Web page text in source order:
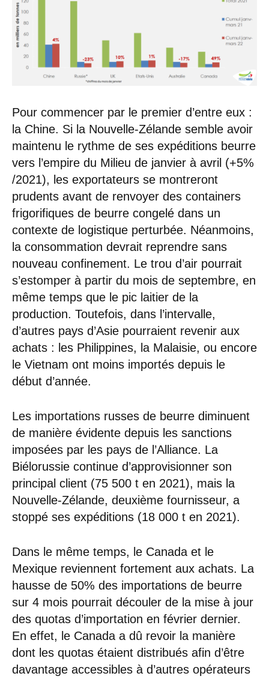
Pour commencer par le premier d’entre eux :
la Chine. Si la Nouvelle-Zélande semble avoir
maintenu le rythme de ses expéditions beurre
vers l’empire du Milieu de janvier à avril (+5%
/2021), les exportateurs se montreront
prudents avant de renvoyer des containers
frigorifiques de beurre congelé dans un
contexte de logistique perturbée. Néanmoins,
la consommation devrait reprendre sans
nouveau confinement. Le trou d’air pourrait
s’estomper à partir du mois de septembre, en
même temps que le pic laitier de la
production. Toutefois, dans l’intervalle,
d’autres pays d’Asie pourraient revenir aux
achats : les Philippines, la Malaisie, ou encore
le Vietnam ont moins importés depuis le
début d’année.
Les importations russes de beurre diminuent
de manière évidente depuis les sanctions
imposées par les pays de l’Alliance. La
Biélorussie continue d’approvisionner son
principal client (75 500 t en 2021), mais la
Nouvelle-Zélande, deuxième fournisseur, a
stoppé ses expéditions (18 000 t en 2021).
Dans le même temps, le Canada et le
Mexique reviennent fortement aux achats. La
hausse de 50% des importations de beurre
sur 4 mois pourrait découler de la mise à jour
des quotas d’importation en février dernier.
En effet, le Canada a dû revoir la manière
dont les quotas étaient distribués afin d’être
davantage accessibles à d’autres opérateurs